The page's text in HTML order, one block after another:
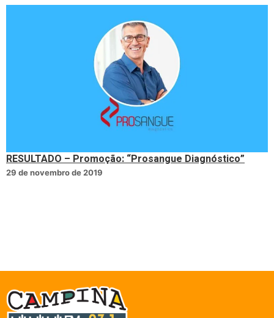
RESULTADO – Promoção: “Prosangue Diagnóstico”
29 de novembro de 2019